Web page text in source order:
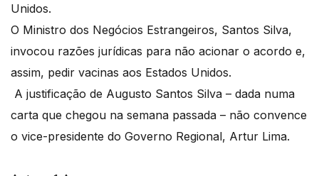
Unidos.
O Ministro dos Negócios Estrangeiros, Santos Silva,
invocou razões jurídicas para não acionar o acordo e,
assim, pedir vacinas aos Estados Unidos.
A justificação de Augusto Santos Silva – dada numa
carta que chegou na semana passada – não convence
o vice-presidente do Governo Regional, Artur Lima.